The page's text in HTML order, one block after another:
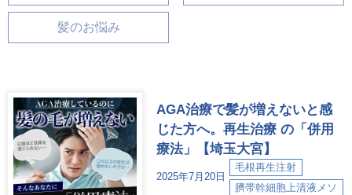
髪のお悩み
2025年7月20日
毛根再生注射
臍帯幹細胞上清液メソ
AGA治療で髪が増えないと感
じた方へ。再生治療 の「併用
療法」【埼玉大宮】